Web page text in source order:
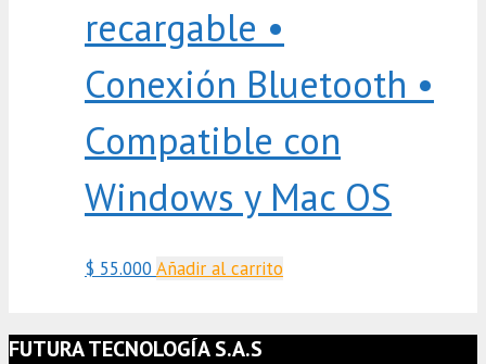
recargable •
Conexión Bluetooth •
Compatible con
Windows y Mac OS
$ 55.000 Añadir al carrito
FUTURA TECNOLOGÍA S.A.S